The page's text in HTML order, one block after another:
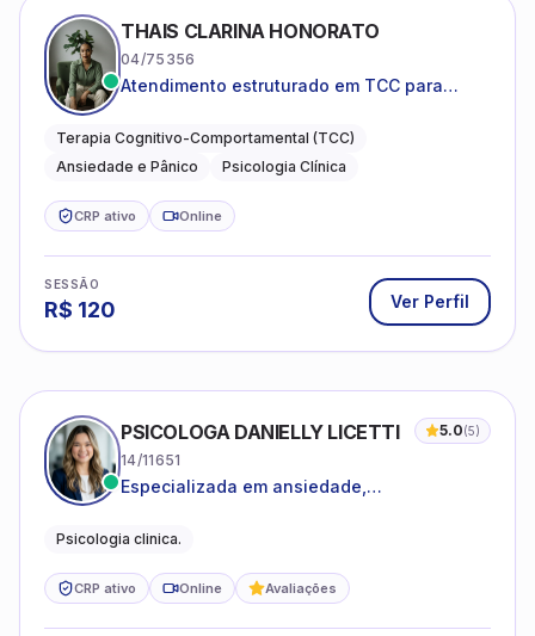
THAIS CLARINA HONORATO
04/75356
Atendimento estruturado em TCC para
excessiva
Terapia Cognitivo-Comportamental (TCC)
Ansiedade e Pânico
Psicologia Clínica
CRP ativo Online
SESSÃO
R$ 120 Ver Perfil
PSICOLOGA DANIELLY LICETTI 5.0(5)
14/11651
Especializada em ansiedade,
Psicologia clinica.
CRP ativo Online Avaliações